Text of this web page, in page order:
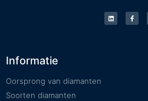
Informatie
Oorsprong van diamanten
Soorten diamanten